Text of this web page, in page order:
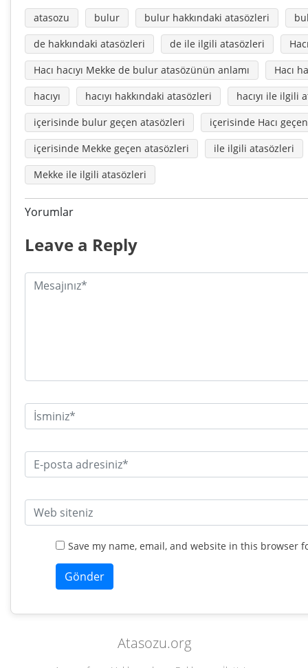
atasozu bulur bulur hakkındaki atasözleri
de hakkındaki atasözleri
de ile ilgili atasözleri
Hacı hacıyı Mekke de bulur atasözünün anlamı
Hacı
hacıyı
hacıyı hakkındaki atasözleri
hacıyı ile ilgili
içerisinde bulur geçen atasözleri
içerisinde Hacı
içerisinde Mekke geçen atasözleri
ile ilgili atasözleri
Mekke ile ilgili atasözleri
Yorumlar
Leave a Reply
Save my name, email, and website in this browser
Atasozu.org